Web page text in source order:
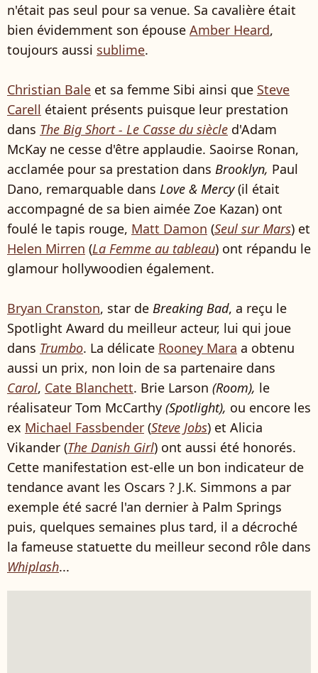
n'était pas seul pour sa venue. Sa cavalière était
bien évidemment son épouse Amber Heard,
toujours aussi sublime.
Christian Bale et sa femme Sibi ainsi que Steve
Carell étaient présents puisque leur prestation
dans The Big Short - Le Casse du siècle d'Adam
McKay ne cesse d'être applaudie. Saoirse Ronan,
acclamée pour sa prestation dans Brooklyn, Paul
Dano, remarquable dans Love & Mercy(il était
accompagné de sa bien aimée Zoe Kazan) ont
foulé le tapis rouge, Matt Damon (Seul sur Mars) et
Helen Mirren (La Femme au tableau) ont répandu le
glamour hollywoodien également.
Bryan Cranston, star de Breaking Bad, a reçu le
Spotlight Award du meilleur acteur, lui qui joue
dans Trumbo. La délicate Rooney Mara a obtenu
aussi un prix, non loin de sa partenaire dans
Carol, Cate Blanchett. Brie Larson (Room), le
réalisateur Tom McCarthy (Spotlight), ou encore les
ex Michael Fassbender (Steve Jobs) et Alicia
Vikander (The Danish Girl) ont aussi été honorés.
Cette manifestation est-elle un bon indicateur de
tendance avant les Oscars ? J.K. Simmons a par
exemple été sacré l'an dernier à Palm Springs
puis, quelques semaines plus tard, il a décroché
la fameuse statuette du meilleur second rôle dans
Whiplash...